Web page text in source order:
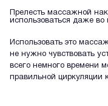
Прелесть массажной
использоваться даже во
Использовать это
не нужно чувствовать
всего немного времени
правильной циркуляции